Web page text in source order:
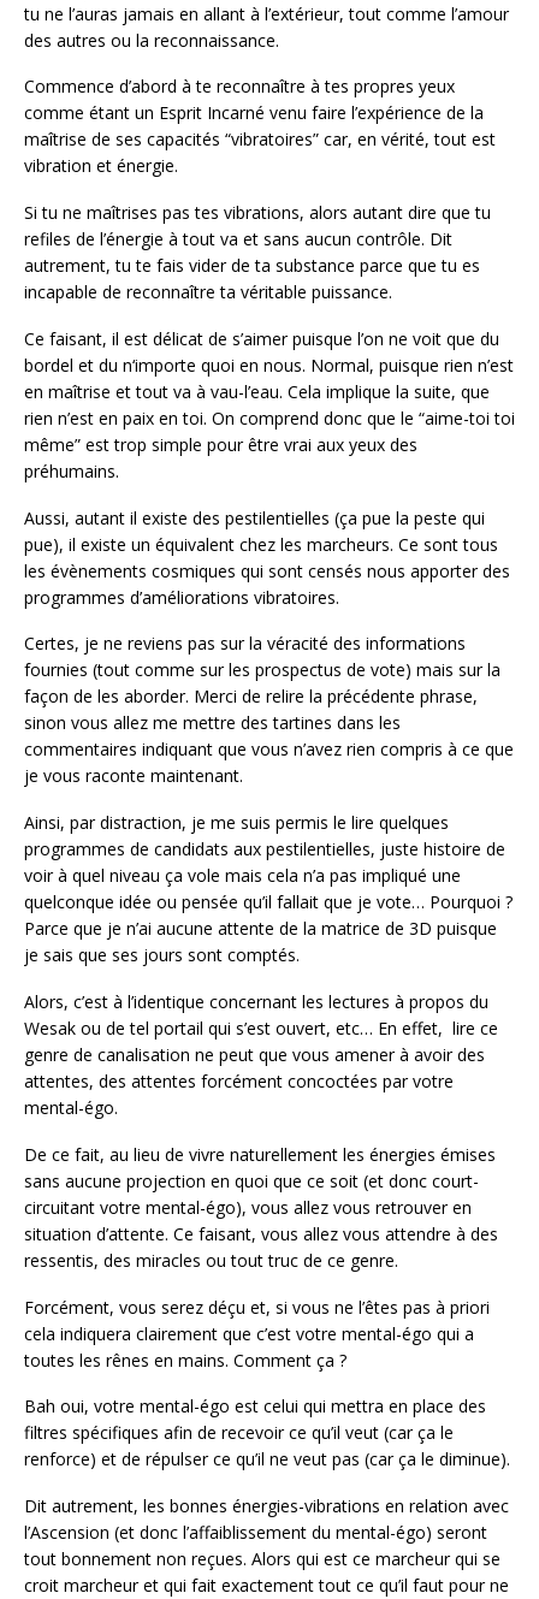
tu ne l’auras jamais en allant à l’extérieur, tout comme l’amour
des autres ou la reconnaissance.
Commence d’abord à te reconnaître à tes propres yeux
comme étant un Esprit Incarné venu faire l’expérience de la
maîtrise de ses capacités “vibratoires” car, en vérité, tout est
vibration et énergie.
Si tu ne maîtrises pas tes vibrations, alors autant dire que tu
refiles de l’énergie à tout va et sans aucun contrôle. Dit
autrement, tu te fais vider de ta substance parce que tu es
incapable de reconnaître ta véritable puissance.
Ce faisant, il est délicat de s’aimer puisque l’on ne voit que du
bordel et du n‘importe quoi en nous. Normal, puisque rien n’est
en maîtrise et tout va à vau-l’eau. Cela implique la suite, que
rien n’est en paix en toi. On comprend donc que le “aime-toi toi
même” est trop simple pour être vrai aux yeux des
préhumains.
Aussi, autant il existe des pestilentielles (ça pue la peste qui
pue), il existe un équivalent chez les marcheurs. Ce sont tous
les évènements cosmiques qui sont censés nous apporter des
programmes d’améliorations vibratoires.
Certes, je ne reviens pas sur la véracité des informations
fournies (tout comme sur les prospectus de vote) mais sur la
façon de les aborder. Merci de relire la précédente phrase,
sinon vous allez me mettre des tartines dans les
commentaires indiquant que vous n’avez rien compris à ce que
je vous raconte maintenant.
Ainsi, par distraction, je me suis permis le lire quelques
programmes de candidats aux pestilentielles, juste histoire de
voir à quel niveau ça vole mais cela n’a pas impliqué une
quelconque idée ou pensée qu’il fallait que je vote… Pourquoi ?
Parce que je n’ai aucune attente de la matrice de 3D puisque
je sais que ses jours sont comptés.
Alors, c’est à l’identique concernant les lectures à propos du
Wesak ou de tel portail qui s’est ouvert, etc… En effet, lire ce
genre de canalisation ne peut que vous amener à avoir des
attentes, des attentes forcément concoctées par votre
mental-égo.
De ce fait, au lieu de vivre naturellement les énergies émises
sans aucune projection en quoi que ce soit (et donc court-
circuitant votre mental-égo), vous allez vous retrouver en
situation d’attente. Ce faisant, vous allez vous attendre à des
ressentis, des miracles ou tout truc de ce genre.
Forcément, vous serez déçu et, si vous ne l’êtes pas à priori
cela indiquera clairement que c’est votre mental-égo qui a
toutes les rênes en mains. Comment ça ?
Bah oui, votre mental-égo est celui qui mettra en place des
filtres spécifiques afin de recevoir ce qu’il veut (car ça le
renforce) et de répulser ce qu’il ne veut pas (car ça le diminue).
Dit autrement, les bonnes énergies-vibrations en relation avec
l’Ascension (et donc l’affaiblissement du mental-égo) seront
tout bonnement non reçues. Alors qui est ce marcheur qui se
croit marcheur et qui fait exactement tout ce qu’il faut pour ne